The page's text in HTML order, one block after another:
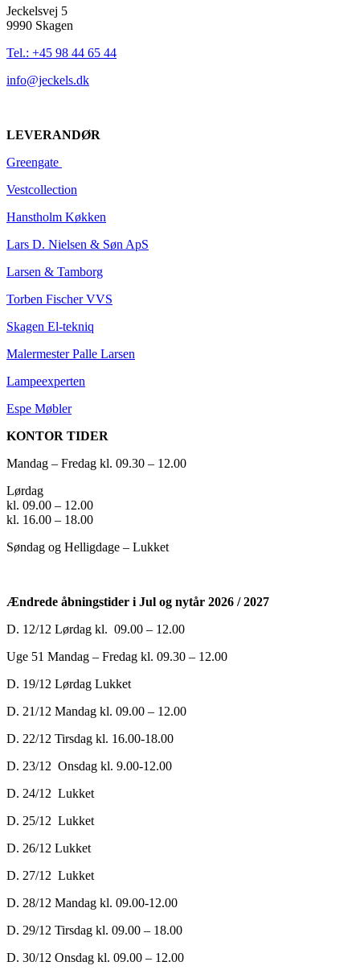
Jeckelsvej 5
9990 Skagen
Tel.: +45 98 44 65 44
info@jeckels.dk
LEVERANDØR
Greengate
Vestcollection
Hanstholm Køkken
Lars D. Nielsen & Søn ApS
Larsen & Tamborg
Torben Fischer VVS
Skagen El-tekniq
Malermester Palle Larsen
Lampeexperten
Espe Møbler
KONTOR TIDER
Mandag – Fredag kl. 09.30 – 12.00
Lørdag
kl. 09.00 – 12.00
kl. 16.00 – 18.00
Søndag og Helligdage – Lukket
Ændrede åbningstider i Jul og nytår 2026 / 2027
D. 12/12 Lørdag kl. 09.00 – 12.00
Uge 51 Mandag – Fredag kl. 09.30 – 12.00
D. 19/12 Lørdag Lukket
D. 21/12 Mandag kl. 09.00 – 12.00
D. 22/12 Tirsdag kl. 16.00-18.00
D. 23/12 Onsdag kl. 9.00-12.00
D. 24/12 Lukket
D. 25/12 Lukket
D. 26/12 Lukket
D. 27/12 Lukket
D. 28/12 Mandag kl. 09.00-12.00
D. 29/12 Tirsdag kl. 09.00 – 18.00
D. 30/12 Onsdag kl. 09.00 – 12.00